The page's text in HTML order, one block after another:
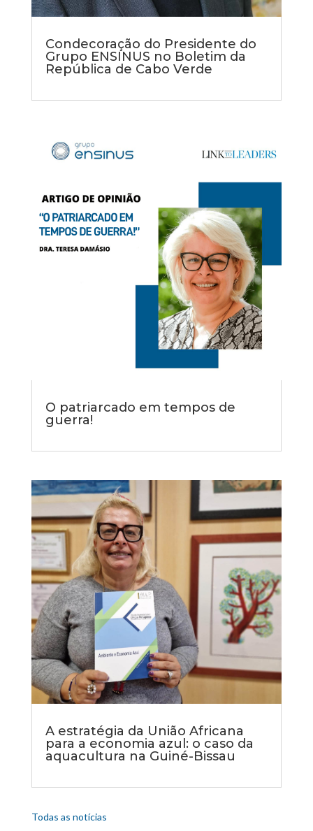
Condecoração do Presidente do
Grupo ENSINUS no Boletim da
República de Cabo Verde
O patriarcado em tempos de
guerra!
A estratégia da União Africana
para a economia azul: o caso da
aquacultura na Guiné-Bissau
Todas as notícias